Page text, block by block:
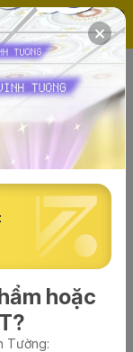
hoặc
Tường:
(0)
thang
trọng